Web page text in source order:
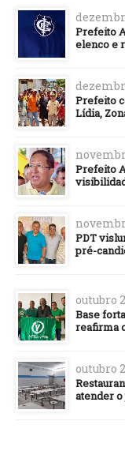
Prefeito
elenco e
Prefeito
Lídia,
Prefeito
PDT
pré-
outubro
Base
reafirma
outubro
atender o